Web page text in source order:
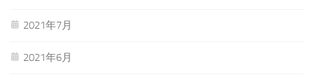
2021年7月
2021年6月